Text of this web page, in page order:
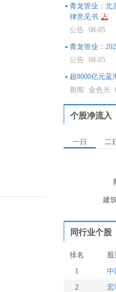
青龙管业：北
律意见书
公告
08-05
青龙管业：
公告
08-05
超8000亿元蓝
新闻
金色光
个股净流入
一日 二
建
同行业个股
排名 股
1
中
2
宏